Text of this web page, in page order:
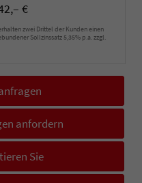
€
zwei Drittel der Kunden einen
Sollzinssatz 5,35% p.a. zzgl.
anfordern
Sie